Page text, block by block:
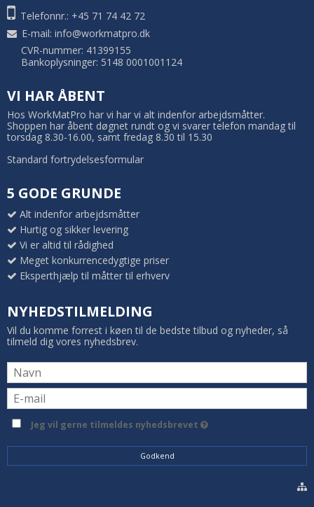
Telefonnr.: +45 71 74 42 72
E-mail: info@workmatpro.dk
CVR-nummer: 41399155
Bankoplysninger: 5148 0001001124
VI HAR ÅBENT
Hos WorkMatPro har vi har vi alt indenfor arbejdsmåtter.
Shoppen har åbent døgnet rundt og vi svarer telefon mandag til
torsdag 8.30-16.00, samt fredag 8.30 til 15.30
Standard fortrydelsesformular
5 GODE GRUNDE
Alt indenfor arbejdsmåtter
Hurtig og sikker levering
Vi er altid til rådighed
Meget konkurrencedygtige priser
Eksperthjælp til måtter til erhverv
NYHEDSTILMELDING
Vil du komme forrest i køen til de bedste tilbud og nyheder, så
tilmeld dig vores nyhedsbrev.
Jeg vil gerne tilmeldes nyhedsbrevet
Godkend